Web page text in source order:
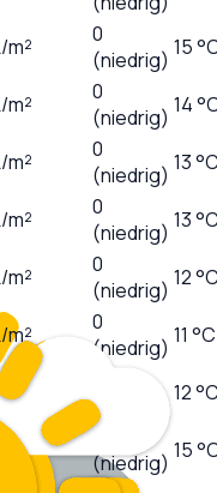
m²
0
(niedrig) 15
m²
0
(niedrig) 14
m²
0
(niedrig) 13
m²
0
(niedrig) 13
m²
0
(niedrig) 12
m²
0
(niedrig) 11 °C
m²
(niedrig)12
L/m²
1
(niedrig) 15